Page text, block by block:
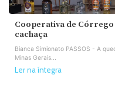
Cooperativa de
cachaça
Bianca Simionato PASSOS - A
Minas Gerais...
Ler na íntegra